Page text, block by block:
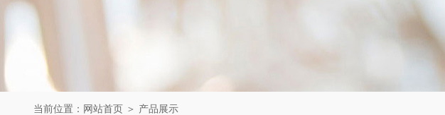
当前位置： 网站首页 ＞ 产品展示